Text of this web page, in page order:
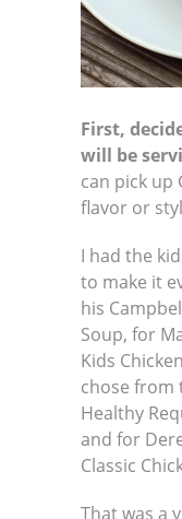
First,
will be
can pick up
flavor or
I had the
to make it
his
Soup, for
Kids
chose from
Healthy
and for
Classic
That was a